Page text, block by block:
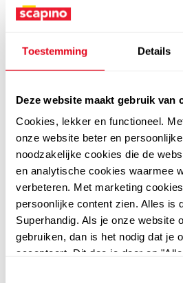
Toestemming Details
Deze website maakt gebruik van
Cookies, lekker en functioneel.
onze website beter en
noodzakelijke cookies die de
en analytische cookies waarmee
verbeteren. Met marketing
persoonlijke content zien. Alles is
Superhandig. Als je onze website
gebruiken, dan is het nodig dat je
accepteert. Dit doe je door op